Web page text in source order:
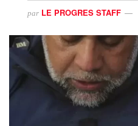
par LE PROGRES STAFF